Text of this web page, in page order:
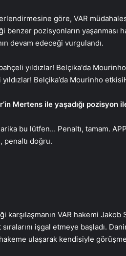
göre, VAR
benzer pozisyonların yaşanması
devam edeceği vurgulandı.
Belçika’da Mourinho etkisi
Mertens ile yaşadığı pozisyon
bu lütfen… Penaltı, tamam.
penaltı doğru.
karşılaşmanın VAR hakemi Jakob
işgal etmeye başladı.
ulaşarak kendisiyle